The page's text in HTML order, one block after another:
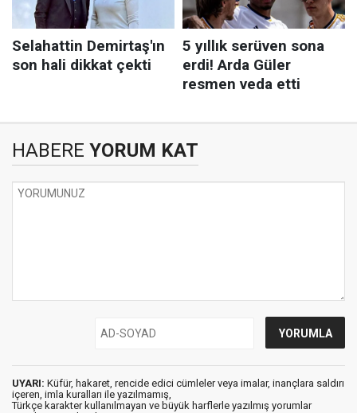
HABERE YORUM KAT
UYARI: Küfür, hakaret, rencide edici cümleler veya imalar, inançlara saldırı
içeren, imla kuralları ile yazılmamış,
Türkçe karakter kullanılmayan ve büyük harflerle yazılmış yorumlar